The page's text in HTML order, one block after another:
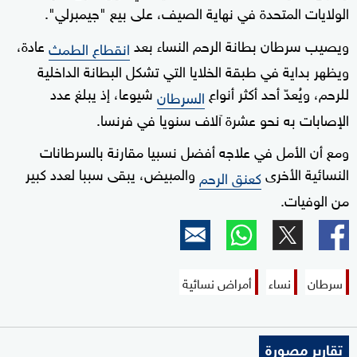
الولايات المتحدة في نهاية الصيف، على بيع "جيمبرلي".
ويصيب سرطان بطانة الرحم النساء بعدانقطاع الطمثعادة،
ويظهر بداية في طبقة الخلايا التي تشكل البطانة الداخلية
للرحم، ويُعدّ أحد أكثر أنواعالسرطانشيوعا، إذ يبلغ عدد
الإصابات به نحو عشرة آلاف سنويا في فرنسا.
ومع أن الأمل في علاجه أفضل نسبيا مقارنة بالسرطانات
النسائية الأخرىكعنق الرحم والمبيض، يبقى سببا لعدد كبير
من الوفيات.
سرطان نساء أمراض نسائية
تقارير مصورة